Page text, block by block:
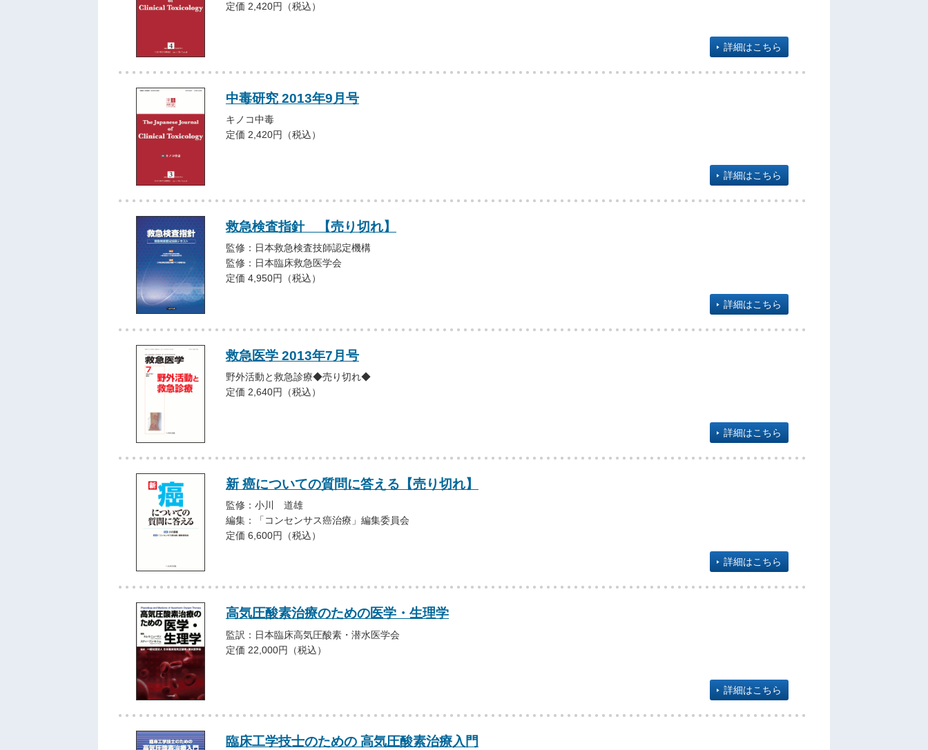
定価 2,420円（税込）
詳細はこちら
中毒研究 2013年9月号
キノコ中毒
定価 2,420円（税込）
詳細はこちら
救急検査指針 【売り切れ】
監修：日本救急検査技師認定機構
監修：日本臨床救急医学会
定価 4,950円（税込）
詳細はこちら
救急医学 2013年7月号
野外活動と救急診療◆売り切れ◆
定価 2,640円（税込）
詳細はこちら
新 癌についての質問に答える【売り切れ】
監修：小川 道雄
編集：「コンセンサス癌治療」編集委員会
定価 6,600円（税込）
詳細はこちら
高気圧酸素治療のための医学・生理学
監訳：日本臨床高気圧酸素・潜水医学会
定価 22,000円（税込）
詳細はこちら
臨床工学技士のための 高気圧酸素治療入門